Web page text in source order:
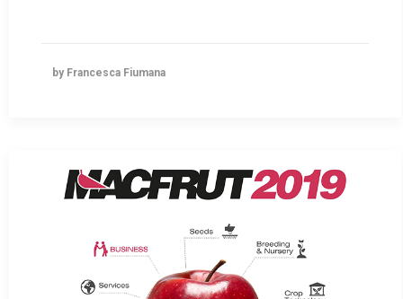
by Francesca Fiumana